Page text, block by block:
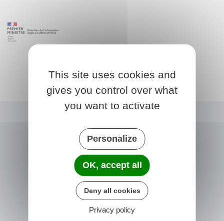
NONVILLE
This site uses cookies and
gives you control over what
you want to activate
Personalize
OK, accept all
Deny all cookies
Privacy policy